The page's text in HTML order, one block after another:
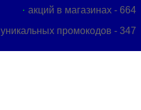
акций в магазинах - 664
уникальных промокодов - 347